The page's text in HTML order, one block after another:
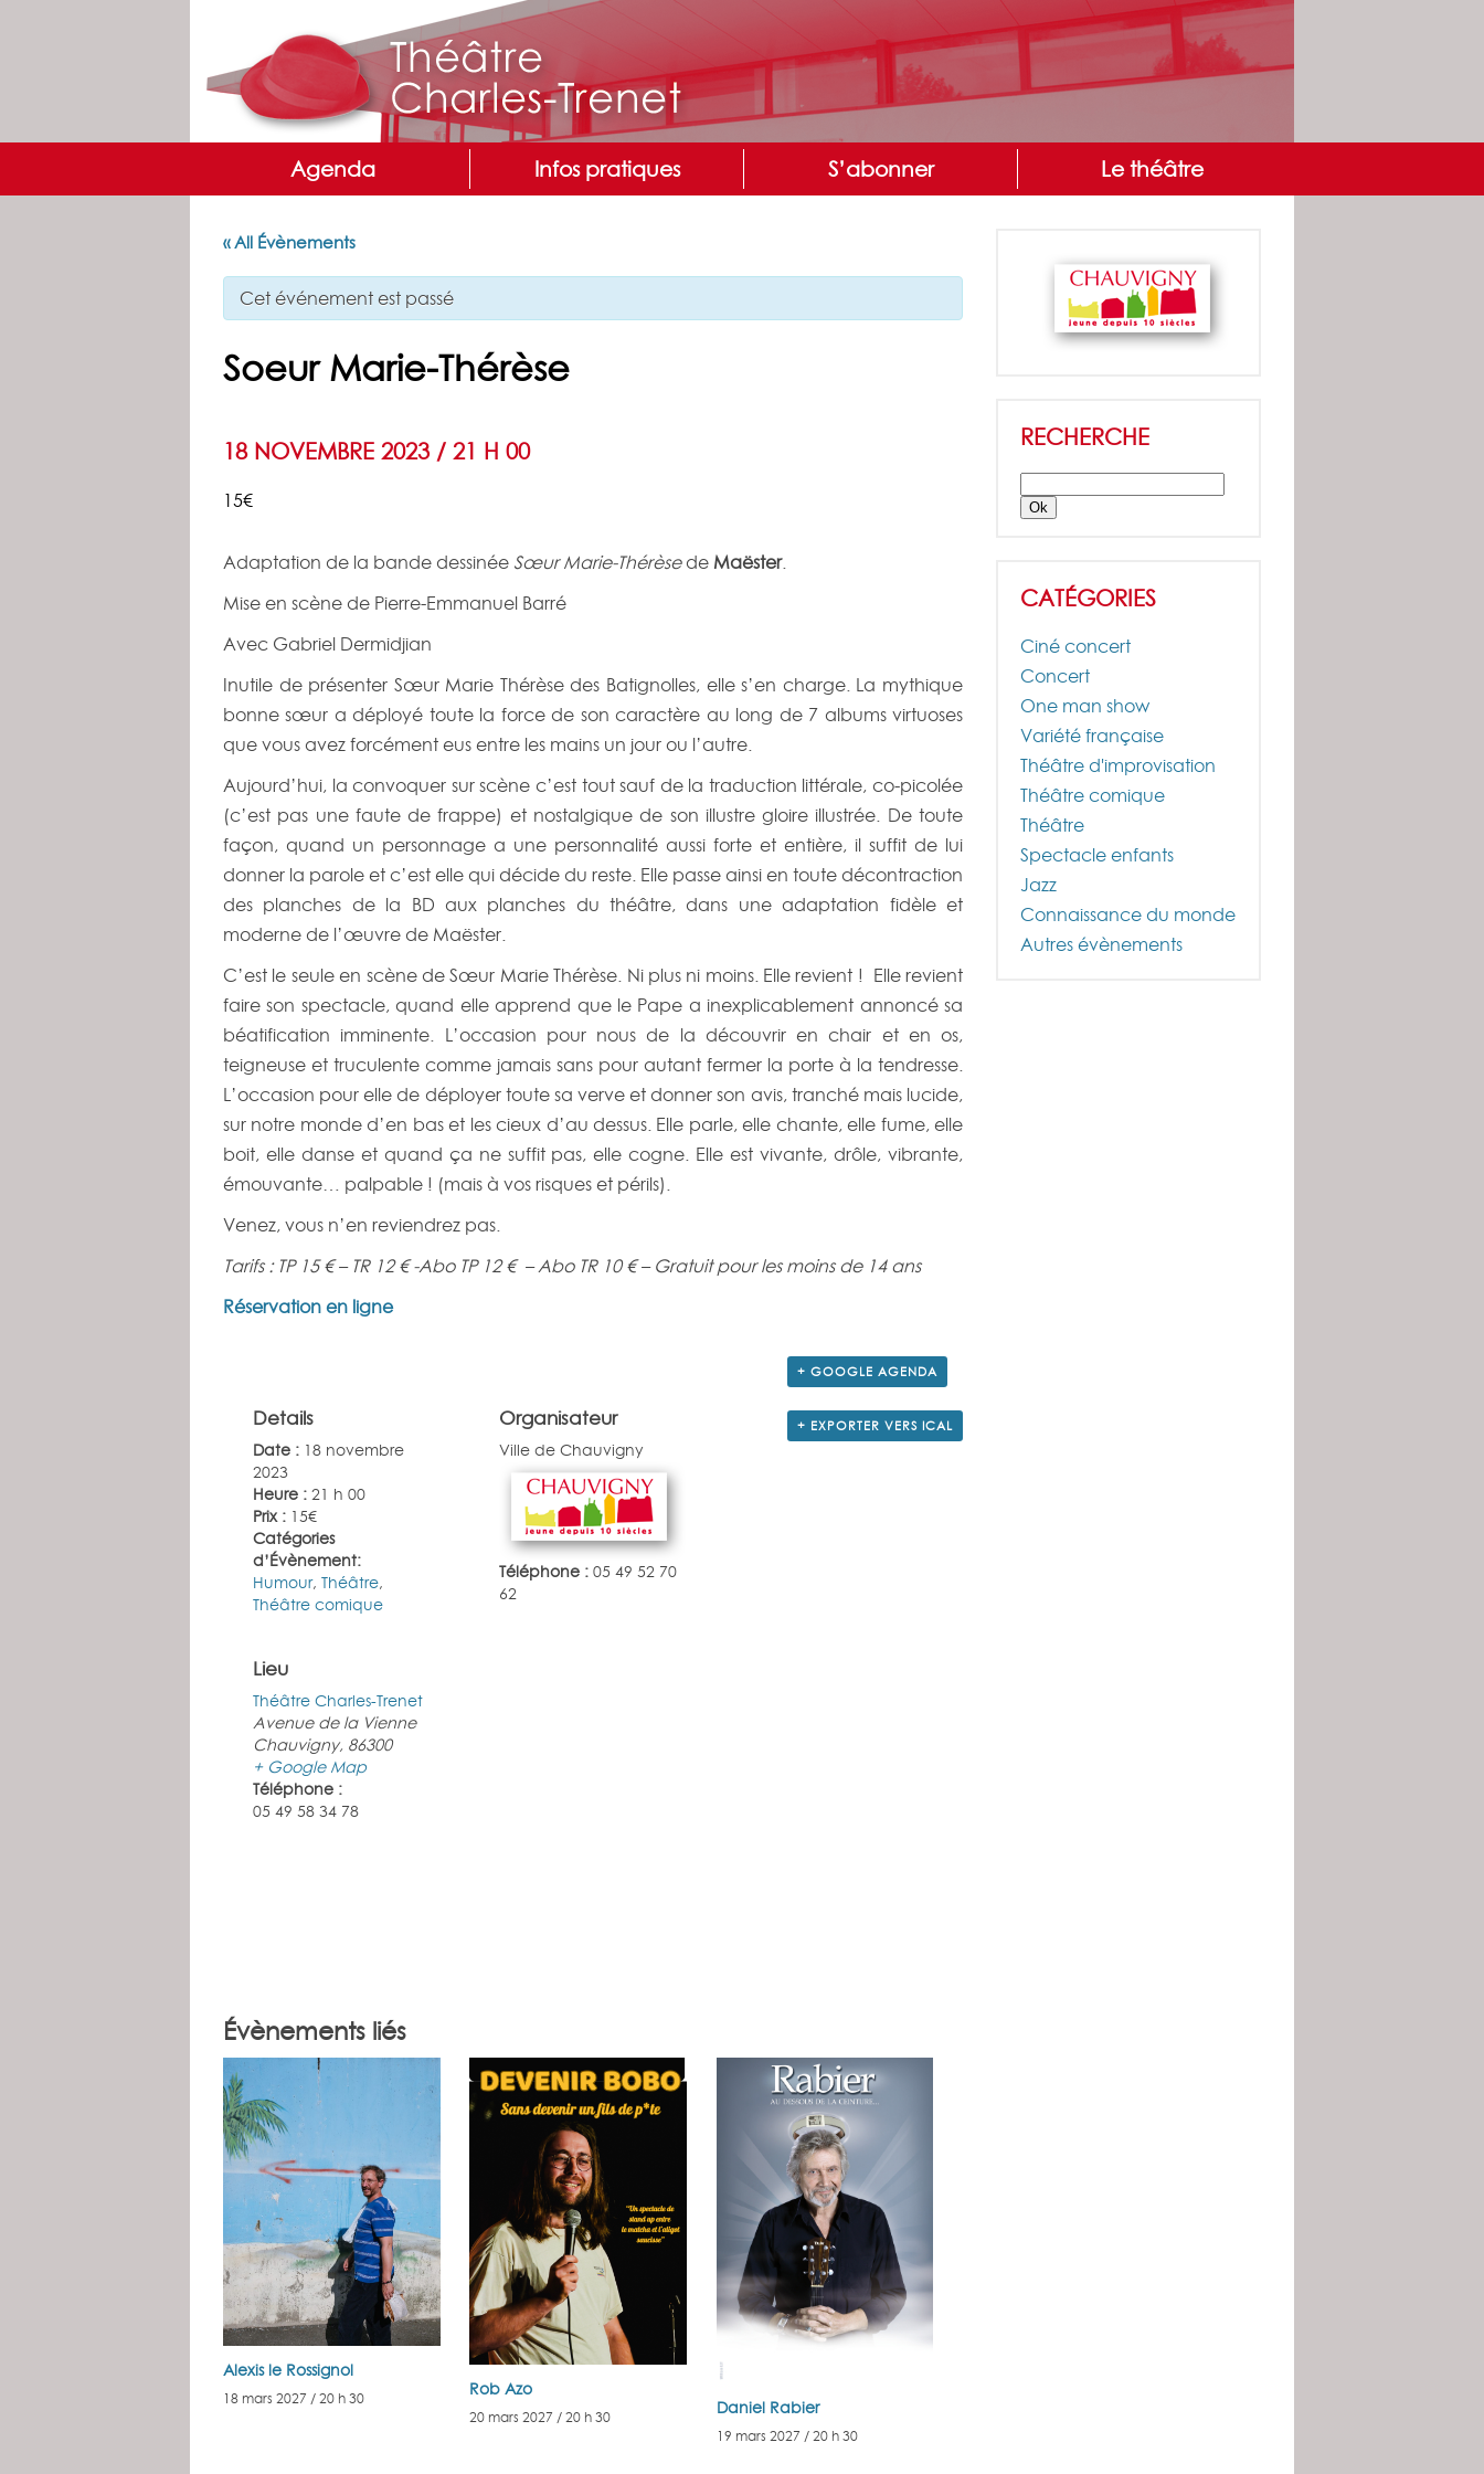
Agenda Infos pratiques S’abonner Le théâtre
« All Évènements
Cet événement est passé
Soeur Marie-Thérèse
18 NOVEMBRE 2023 / 21 H 00
15€
Évènement
Adaptation de la bande dessinée Sœur Marie-Thérèsede Maëster.
Mise en scène de Pierre-Emmanuel Barré
Avec Gabriel Dermidjian
Inutile de présenter Sœur Marie Thérèse des Batignolles, elle s’en charge. La mythique
bonne sœur a déployé toute la force de son caractère au long de 7 albums virtuoses
que vous avez forcément eus entre les mains un jour ou l’autre.
Aujourd’hui, la convoquer sur scène c’est tout sauf de la traduction littérale, co-picolée
(c’est pas une faute de frappe) et nostalgique de son illustre gloire illustrée. De toute
façon, quand un personnage a une personnalité aussi forte et entière, il suffit de lui
donner la parole et c’est elle qui décide du reste. Elle passe ainsi en toute décontraction
des planches de la BD aux planches du théâtre, dans une adaptation fidèle et
moderne de l’œuvre de Maëster.
C’est le seule en scène de Sœur Marie Thérèse. Ni plus ni moins. Elle revient ! Elle revient
faire son spectacle, quand elle apprend que le Pape a inexplicablement annoncé sa
béatification imminente. L’occasion pour nous de la découvrir en chair et en os,
teigneuse et truculente comme jamais sans pour autant fermer la porte à la tendresse.
L’occasion pour elle de déployer toute sa verve et donner son avis, tranché mais lucide,
sur notre monde d’en bas et les cieux d’au dessus. Elle parle, elle chante, elle fume, elle
boit, elle danse et quand ça ne suffit pas, elle cogne. Elle est vivante, drôle, vibrante,
émouvante… palpable ! (mais à vos risques et périls).
Venez, vous n’en reviendrez pas.
Tarifs : TP 15 € – TR 12 € -Abo TP 12 € – Abo TR 10 € – Gratuit pour les moins de 14 ans
Réservation en ligne
+ GOOGLE AGENDA
+ EXPORTER VERS ICAL
Details
Date : 18 novembre
2023
Heure : 21 h 00
Prix : 15€
Catégories
d’Évènement:
Humour, Théâtre,
Théâtre comique
Organisateur
Ville de Chauvigny
Téléphone :05 49 52 70
62
Lieu
Théâtre Charles-Trenet
Avenue de la Vienne
Chauvigny, 86300
+ Google Map
Téléphone :
05 49 58 34 78
Évènements liés
Alexis le Rossignol
18 mars 2027 / 20 h 30 Rob Azo
20 mars 2027 / 20 h 30 Daniel Rabier
19 mars 2027 / 20 h 30
RECHERCHE
CATÉGORIES
Ciné concert
Concert
One man show
Variété française
Théâtre d'improvisation
Théâtre comique
Théâtre
Spectacle enfants
Jazz
Connaissance du monde
Autres évènements